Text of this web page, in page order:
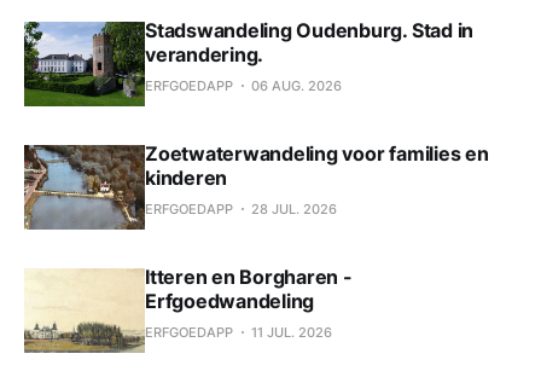
Stadswandeling Oudenburg. Stad in
verandering.
ERFGOEDAPP 06 AUG. 2026
Zoetwaterwandeling voor families en
kinderen
ERFGOEDAPP 28 JUL. 2026
Itteren en Borgharen -
Erfgoedwandeling
ERFGOEDAPP 11 JUL. 2026